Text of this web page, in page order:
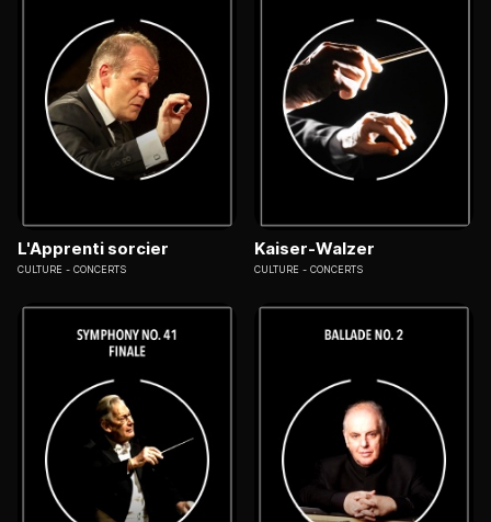
L'Apprenti sorcier
CULTURE CONCERTS
Kaiser-Walzer
CULTURE CONCERTS